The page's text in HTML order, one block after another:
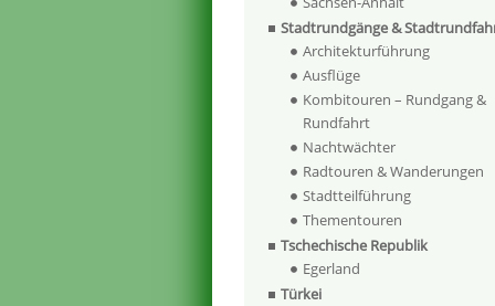
Stadtrundgänge &
Architekturführung
Ausflüge
Kombitouren – Rundgang &
Rundfahrt
Nachtwächter
Radtouren & Wanderungen
Stadtteilführung
Thementouren
Tschechische Republik
Egerland
Türkei